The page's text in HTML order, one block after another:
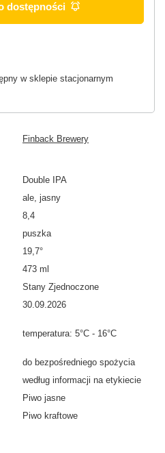
dostępności
w sklepie stacjonarnym
Finback Brewery
Double IPA
ale, jasny
8,4
puszka
19,7°
473 ml
Stany Zjednoczone
30.09.2026
temperatura: 5°C - 16°C
do bezpośredniego spożycia
według informacji na etykiecie
Piwo jasne
Piwo kraftowe